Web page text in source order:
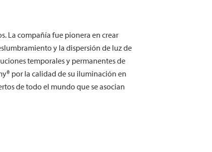
La compañía fue pionera en crear
y la dispersión de luz de
temporales y permanentes de
por la calidad de su iluminación en
de todo el mundo que se asocian